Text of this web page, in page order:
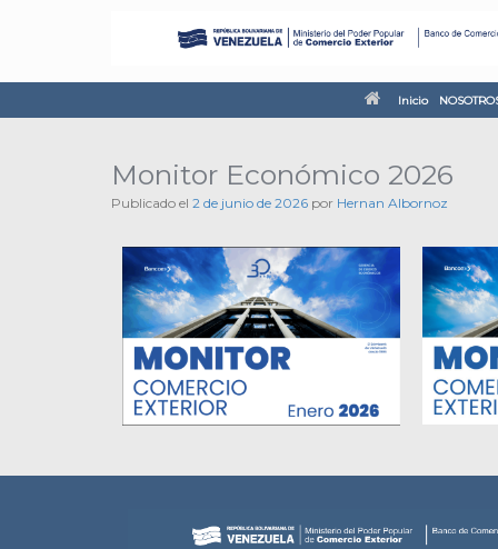
Inicio
Monitor Económico 2026
Publicado el 2 de junio de 2026 por Hernan Albornoz